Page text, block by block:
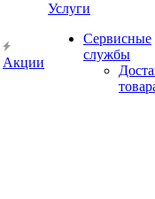
Акции
Услуги
Сервисные
службы